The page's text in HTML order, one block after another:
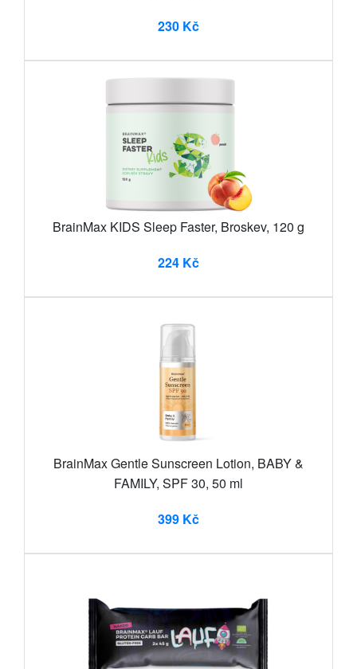
230 Kč
BrainMax KIDS Sleep Faster, Broskev, 120 g
224 Kč
BrainMax Gentle Sunscreen Lotion, BABY &
FAMILY, SPF 30, 50 ml
399 Kč